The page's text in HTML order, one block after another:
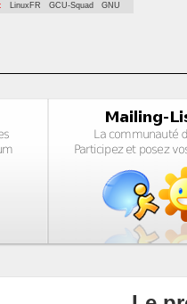
: LinuxFR GCU-Squad GNU